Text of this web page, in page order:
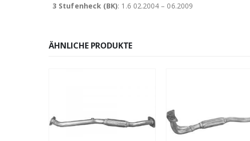
3 Stufenheck (BK): 1.6 02.2004 – 06.2009
ÄHNLICHE PRODUKTE